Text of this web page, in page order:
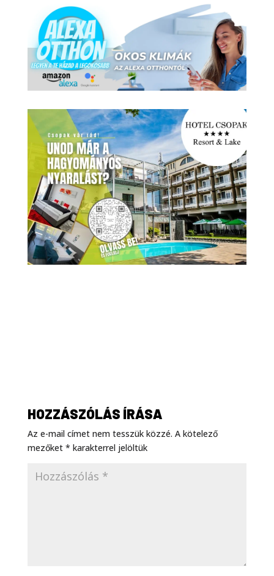
HOZZÁSZÓLÁS ÍRÁSA
Az e-mail címet nem tesszük közzé. A kötelező
mezőket * karakterrel jelöltük